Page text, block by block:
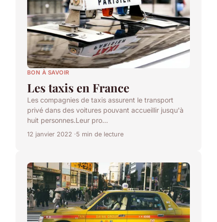
BON À SAVOIR
Les taxis en France
Les compagnies de taxis assurent le transport
privé dans des voitures pouvant accueillir jusqu'à
huit personnes.Leur pro...
12 janvier 2022 5 min de lecture